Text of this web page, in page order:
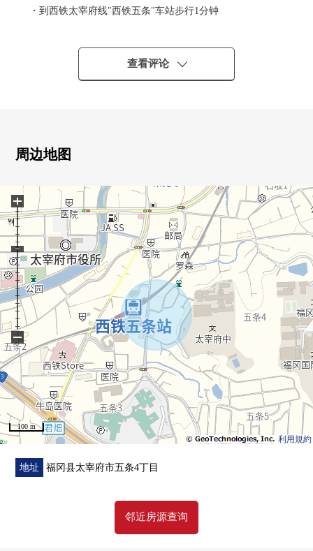
・到西铁太宰府线"西铁五条"车站步行1分钟
▼土地的特徴
・建筑物解体更地交付
■ 在找想要的家方面给予帮助的
房源的详细、需讨论是如有意向，请跟我们联系。
查看评论
周边地图
利用規約
100 m
+
−
地址 福冈县太宰府市五条4丁目
邻近房源查询